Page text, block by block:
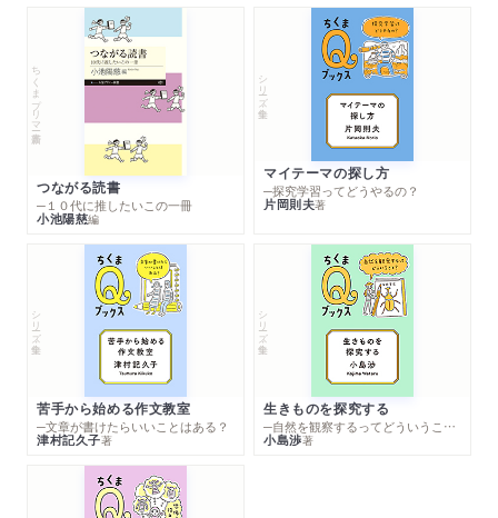
ちくまプリマー新書
つながる読書
─１０代に推したいこの一冊
小池陽慈編
シリーズ・全集
マイテーマの探し方
─探究学習ってどうやるの？
片岡則夫著
シリーズ・全集
苦手から始める作文教室
─文章が書けたらいいことはある？
津村記久子著
シリーズ・全集
生きものを探究する
─自然を観察するってどういうこと？
小島渉著